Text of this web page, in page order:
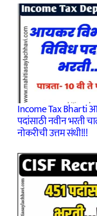
Income Tax Bharti
पदांसाठी नवीन भरती
नोकरीची उत्तम संधी!!!